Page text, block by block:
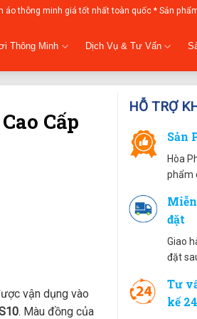
áo thông minh giá tốt nhất toàn quốc * Sản
Thông Minh Dịch Vụ & Tư Vấn
Cấp
vận dụng vào
. Màu đồng của
HỖ TRỢ
Sản
Hòa
phẩm
đặt
Giao
đặt
Tư
kế